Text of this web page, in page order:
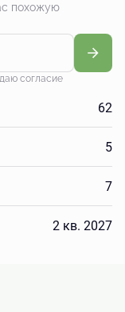
похожую
согласие
62
5
7
2 кв. 2027